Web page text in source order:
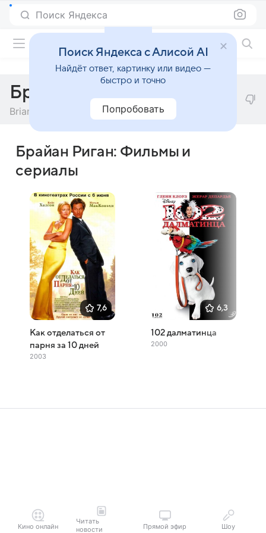
Поиск Яндекса
Брайан Риган
Brian Regan
Брайан Риган: Фильмы и
сериалы
7,6
Как отделаться от
парня за 10 дней
2003
6,3
102 далматинца
2000
Кино онлайн
Читать
новости
Прямой эфир Шоу
Поиск Яндекса с Алисой AI
Найдёт ответ, картинку или видео —
быстро и точно
Попробовать